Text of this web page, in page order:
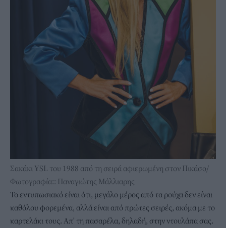
Σακάκι ΥSL του 1988 από τη σειρά αφιερωμένη στον Πικάσο/
Φωτογραφία:: Παναγιώτης Μάλλιαρης
To εντυπωσιακό είναι ότι, μεγάλο μέρος από τα ρούχα δεν είναι
καθόλου φορεμένα, αλλά είναι από πρώτες σειρές, ακόμα με το
καρτελάκι τους. Απ' τη πασαρέλα, δηλαδή, στην ντουλάπα σας.